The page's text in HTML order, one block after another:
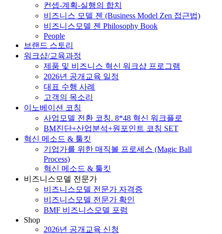
컨셉-계획-실행의 합치
비즈니스 모델 젠 (Business Model Zen 접근법)
비즈니스모델 젠 Philosophy Book
People
브랜드 스토리
워크샵/교육과정
제품 및 비즈니스 혁신 워크샵 프로그램
2026년 공개교육 일정
대표 수행 사례
고객의 목소리
이노베이션 코칭
사업모델 전환 코칭. 8*48 혁신 워크플로
BM진단+산업분석+원포인트 코칭 SET
혁신 메소드 & 툴킷
기업가를 위한 매직볼 프로세스 (Magic Ball
Process)
혁신 메소드 & 툴킷
비즈니스모델 전문가
비즈니스모델 전문가 자격증
비즈니스모델 전문가 확인
BMF 비즈니스모델 포럼
Shop
2026년 공개교육 신청